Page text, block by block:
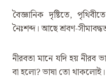
বৈজ্ঞানিক দৃষ্টিতে,
নৈঃশব্দ। আছে শ্রবণ-
নীরবতা মানে যদি হয়
বা হলো? ভাষা তো থাকলোই।